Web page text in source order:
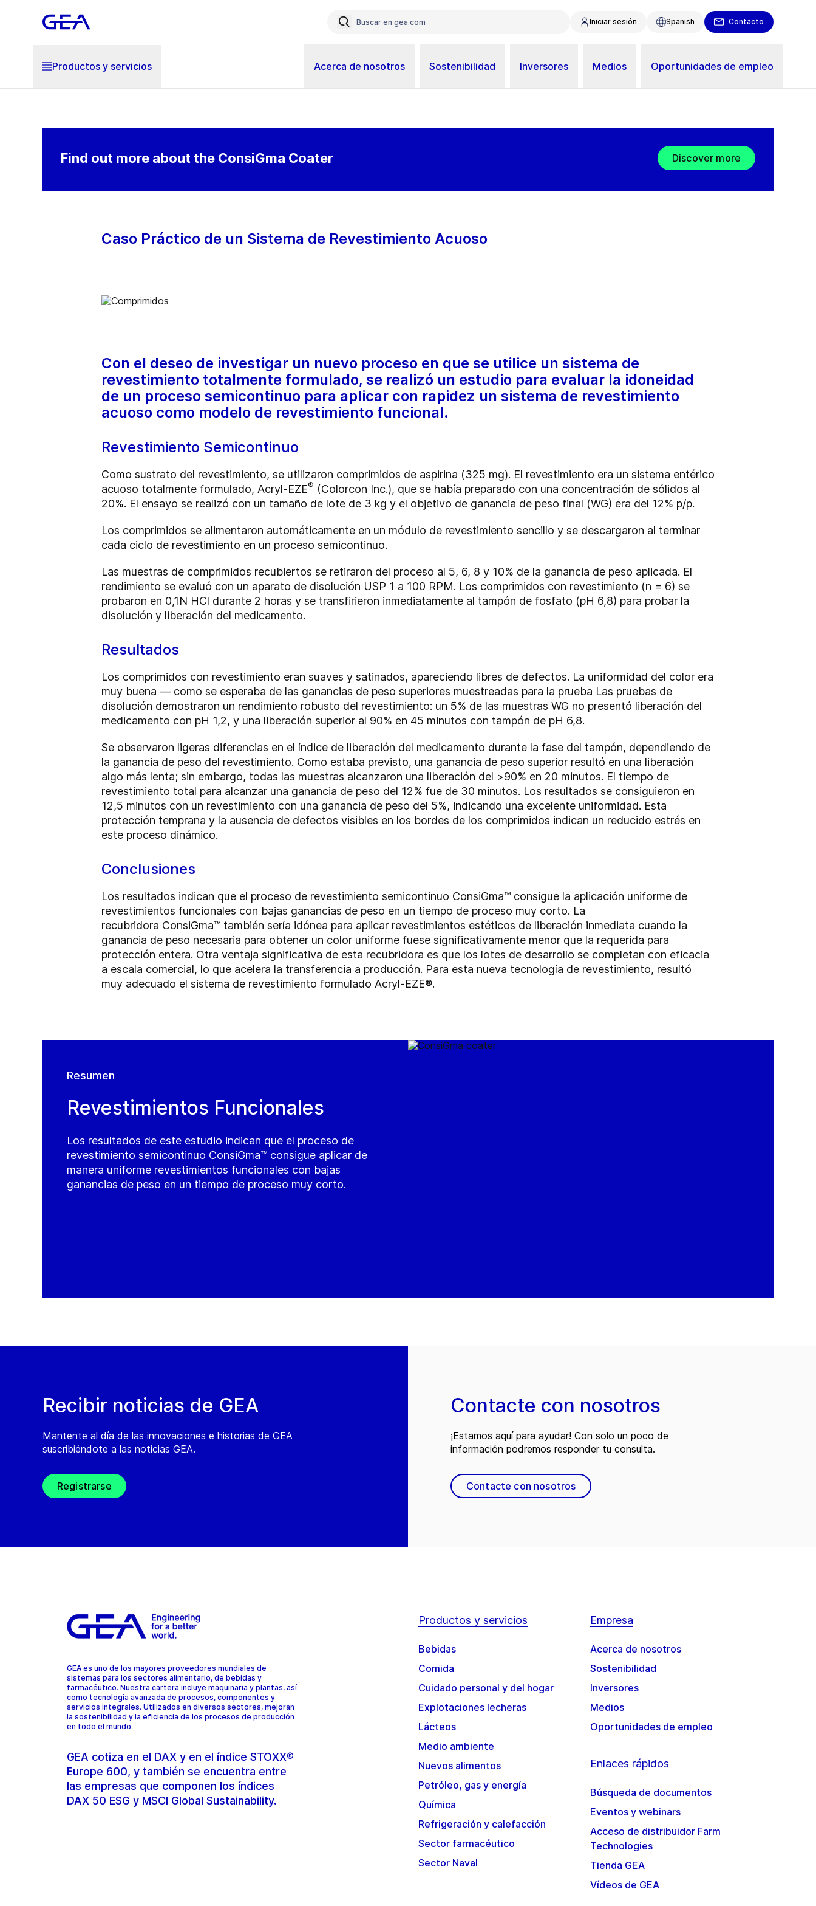
Iniciar sesión Spanish Contacto
Productos y servicios Acerca de nosotros Sostenibilidad Inversores Medios Oportunidades de empleo
Find out more about the ConsiGma Coater Discover more
Caso Práctico de un Sistema de Revestimiento Acuoso
Con el deseo de investigar un nuevo proceso en que se utilice un sistema de
revestimiento totalmente formulado, se realizó un estudio para evaluar la idoneidad
de un proceso semicontinuo para aplicar con rapidez un sistema de revestimiento
acuoso como modelo de revestimiento funcional.
Revestimiento Semicontinuo
Como sustrato del revestimiento, se utilizaron comprimidos de aspirina (325 mg). El revestimiento era un sistema entérico
acuoso totalmente formulado, Acryl-EZE® (Colorcon Inc.), que se había preparado con una concentración de sólidos al
20%. El ensayo se realizó con un tamaño de lote de 3 kg y el objetivo de ganancia de peso final (WG) era del 12% p/p.
Los comprimidos se alimentaron automáticamente en un módulo de revestimiento sencillo y se descargaron al terminar
cada ciclo de revestimiento en un proceso semicontinuo.
Las muestras de comprimidos recubiertos se retiraron del proceso al 5, 6, 8 y 10% de la ganancia de peso aplicada. El
rendimiento se evaluó con un aparato de disolución USP 1 a 100 RPM. Los comprimidos con revestimiento (n = 6) se
probaron en 0,1N HCl durante 2 horas y se transfirieron inmediatamente al tampón de fosfato (pH 6,8) para probar la
disolución y liberación del medicamento.
Resultados
Los comprimidos con revestimiento eran suaves y satinados, apareciendo libres de defectos. La uniformidad del color era
muy buena — como se esperaba de las ganancias de peso superiores muestreadas para la prueba Las pruebas de
disolución demostraron un rendimiento robusto del revestimiento: un 5% de las muestras WG no presentó liberación del
medicamento con pH 1,2, y una liberación superior al 90% en 45 minutos con tampón de pH 6,8.
Se observaron ligeras diferencias en el índice de liberación del medicamento durante la fase del tampón, dependiendo de
la ganancia de peso del revestimiento. Como estaba previsto, una ganancia de peso superior resultó en una liberación
algo más lenta; sin embargo, todas las muestras alcanzaron una liberación del >90% en 20 minutos. El tiempo de
revestimiento total para alcanzar una ganancia de peso del 12% fue de 30 minutos. Los resultados se consiguieron en
12,5 minutos con un revestimiento con una ganancia de peso del 5%, indicando una excelente uniformidad. Esta
protección temprana y la ausencia de defectos visibles en los bordes de los comprimidos indican un reducido estrés en
este proceso dinámico.
Conclusiones
Los resultados indican que el proceso de revestimiento semicontinuo ConsiGma™ consigue la aplicación uniforme de
revestimientos funcionales con bajas ganancias de peso en un tiempo de proceso muy corto. La
recubridora ConsiGma™ también sería idónea para aplicar revestimientos estéticos de liberación inmediata cuando la
ganancia de peso necesaria para obtener un color uniforme fuese significativamente menor que la requerida para
protección entera. Otra ventaja significativa de esta recubridora es que los lotes de desarrollo se completan con eficacia
a escala comercial, lo que acelera la transferencia a producción. Para esta nueva tecnología de revestimiento, resultó
muy adecuado el sistema de revestimiento formulado Acryl-EZE®.
Resumen
Revestimientos Funcionales
Los resultados de este estudio indican que el proceso de
revestimiento semicontinuo ConsiGma™ consigue aplicar de
manera uniforme revestimientos funcionales con bajas
ganancias de peso en un tiempo de proceso muy corto.
Recibir noticias de GEA
Mantente al día de las innovaciones e historias de GEA
suscribiéndote a las noticias GEA.
Registrarse
Contacte con nosotros
¡Estamos aquí para ayudar! Con solo un poco de
información podremos responder tu consulta.
Contacte con nosotros
GEA es uno de los mayores proveedores mundiales de
sistemas para los sectores alimentario, de bebidas y
farmacéutico. Nuestra cartera incluye maquinaria y plantas, así
como tecnología avanzada de procesos, componentes y
servicios integrales. Utilizados en diversos sectores, mejoran
la sostenibilidad y la eficiencia de los procesos de producción
en todo el mundo.
GEA cotiza en el DAX y en el índice STOXX®
Europe 600, y también se encuentra entre
las empresas que componen los índices
DAX 50 ESG y MSCI Global Sustainability.
Productos y servicios
Bebidas
Comida
Cuidado personal y del hogar
Explotaciones lecheras
Lácteos
Medio ambiente
Nuevos alimentos
Petróleo, gas y energía
Química
Refrigeración y calefacción
Sector farmacéutico
Sector Naval
Empresa
Acerca de nosotros
Sostenibilidad
Inversores
Medios
Oportunidades de empleo
Enlaces rápidos
Búsqueda de documentos
Eventos y webinars
Acceso de distribuidor Farm
Technologies
Tienda GEA
Vídeos de GEA